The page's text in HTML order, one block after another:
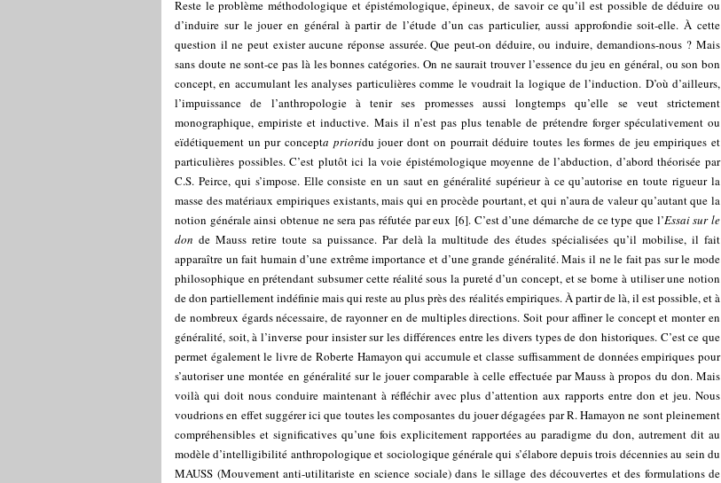
Reste le problème méthodologique et épistémologique, épineux, de savoir ce qu’il est possible de déduire ou
d’induire sur le jouer en général à partir de l’étude d’un cas particulier, aussi approfondie soit-elle. À cette
question il ne peut exister aucune réponse assurée. Que peut-on déduire, ou induire, demandions-nous ? Mais
sans doute ne sont-ce pas là les bonnes catégories. On ne saurait trouver l’essence du jeu en général, ou son bon
concept, en accumulant les analyses particulières comme le voudrait la logique de l’induction. D’où d’ailleurs,
l’impuissance de l’anthropologie à tenir ses promesses aussi longtemps qu’elle se veut strictement
monographique, empiriste et inductive. Mais il n’est pas plus tenable de prétendre forger spéculativement ou
eïdétiquement un pur concepta prioridu jouer dont on pourrait déduire toutes les formes de jeu empiriques et
particulières possibles. C’est plutôt ici la voie épistémologique moyenne de l’abduction, d’abord théorisée par
C.S. Peirce, qui s’impose. Elle consiste en un saut en généralité supérieur à ce qu’autorise en toute rigueur la
masse des matériaux empiriques existants, mais qui en procède pourtant, et qui n’aura de valeur qu’autant que la
notion générale ainsi obtenue ne sera pas réfutée par eux [6]. C’est d’une démarche de ce type que l’Essai sur le
don de Mauss retire toute sa puissance. Par delà la multitude des études spécialisées qu’il mobilise, il fait
apparaître un fait humain d’une extrême importance et d’une grande généralité. Mais il ne le fait pas sur le mode
philosophique en prétendant subsumer cette réalité sous la pureté d’un concept, et se borne à utiliser une notion
de don partiellement indéfinie mais qui reste au plus près des réalités empiriques. À partir de là, il est possible, et à
de nombreux égards nécessaire, de rayonner en de multiples directions. Soit pour affiner le concept et monter en
généralité, soit, à l’inverse pour insister sur les différences entre les divers types de don historiques. C’est ce que
permet également le livre de Roberte Hamayon qui accumule et classe suffisamment de données empiriques pour
s’autoriser une montée en généralité sur le jouer comparable à celle effectuée par Mauss à propos du don. Mais
voilà qui doit nous conduire maintenant à réfléchir avec plus d’attention aux rapports entre don et jeu. Nous
voudrions en effet suggérer ici que toutes les composantes du jouer dégagées par R. Hamayon ne sont pleinement
compréhensibles et significatives qu’une fois explicitement rapportées au paradigme du don, autrement dit au
modèle d’intelligibilité anthropologique et sociologique générale qui s’élabore depuis trois décennies au sein du
MAUSS (Mouvement anti-utilitariste en science sociale) dans le sillage des découvertes et des formulations de